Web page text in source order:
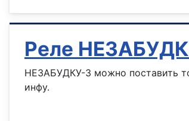
Реле
НЕЗАБУДКУ-3 можно поставить
инфу.